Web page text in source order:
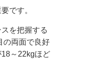
です。
を把握する
の両面で良好
～22kgほど